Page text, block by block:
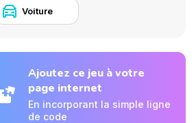
Voiture
Ajoutez ce jeu à votre
page internet
En incorporant la simple ligne
de code